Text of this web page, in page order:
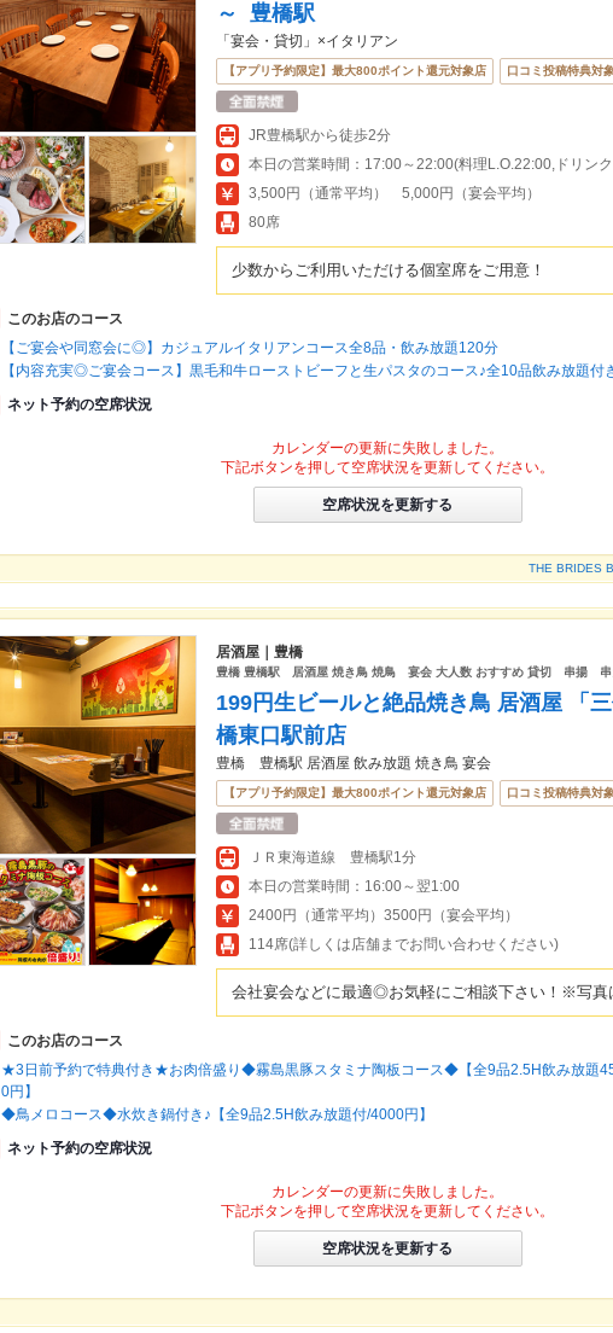
～ 豊橋駅
「宴会・貸切」×イタリアン
【アプリ予約限定】最大800ポイント還元対象店 口コミ投稿特典対
JR豊橋駅から徒歩2分
本日の営業時間：17:00～22:00(料理L.O.22:00,ドリン
3,500円（通常平均） 5,000円（宴会平均）
80席
少数からご利用いただける個室席をご用意！
このお店のコース
【ご宴会や同窓会に◎】カジュアルイタリアンコース全8品・飲み放題120分
【内容充実◎ご宴会コース】黒毛和牛ローストビーフと生パスタのコース♪全10品飲み放題付
ネット予約の空席状況
カレンダーの更新に失敗しました。
下記ボタンを押して空席状況を更新してください。
空席状況を更新する
THE BRIDES
居酒屋｜豊橋
豊橋 豊橋駅 居酒屋 焼き鳥 焼鳥 宴会 大人数 おすすめ 貸切 串揚 串
199円生ビールと絶品焼き鳥 居酒屋 「
橋東口駅前店
豊橋 豊橋駅 居酒屋 飲み放題 焼き鳥 宴会
【アプリ予約限定】最大800ポイント還元対象店 口コミ投稿特典対
ＪＲ東海道線 豊橋駅1分
本日の営業時間：16:00～翌1:00
2400円（通常平均）3500円（宴会平均）
114席(詳しくは店舗までお問い合わせください)
会社宴会などに最適◎お気軽にご相談下さい！※写真
このお店のコース
★3日前予約で特典付き★お肉倍盛り◆霧島黒豚スタミナ陶板コース◆【全9品2.5H飲み放題
0円】
◆鳥メロコース◆水炊き鍋付き♪【全9品2.5H飲み放題付/4000円】
ネット予約の空席状況
カレンダーの更新に失敗しました。
下記ボタンを押して空席状況を更新してください。
空席状況を更新する